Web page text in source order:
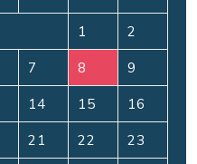
1 2
7 8 9
14 15 16
21 22 23